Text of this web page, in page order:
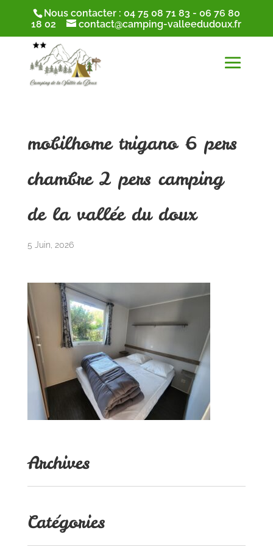
Nous contacter : 04 75 08 71 83 - 06 76 80
18 02
contact@camping-valleedudoux.fr
mobilhome trigano 6 pers
chambre 2 pers camping
de la vallée du doux
5 Juin, 2026
Archives
Catégories